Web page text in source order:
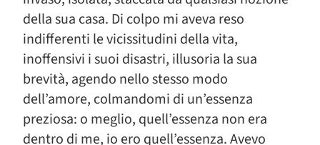
della sua casa. Di colpo mi aveva reso
indifferenti le vicissitudini della vita,
inoffensivi i suoi disastri, illusoria la sua
brevità, agendo nello stesso modo
dell’amore, colmandomi di un’essenza
preziosa: o meglio, quell’essenza non era
dentro di me, io ero quell’essenza. Avevo